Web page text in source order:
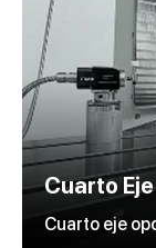
Cuarto Eje
Cuarto eje